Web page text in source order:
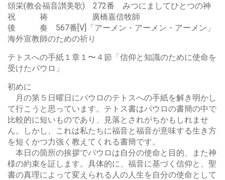
頌栄(教会福音讃美歌) 272番 みつにましてひとつの神
祝 祷 廣橋嘉信牧師
後 奏 567番[V]「アーメン・アーメン・アーメン」
海外宣教師のための祈り
テトスへの手紙１章１〜４節「信仰と知識のために使命を
受けたパウロ」
初めに
月の第５日曜日にパウロのテトスへの手紙を解き明かし
て行こうと思っています。テトス書はパウロの書簡の中で
比較的に短いものであり、見落とされがちかもしれませ
ん。しかし、これは私たちに福音と福音が意味する生き方
を短くかつ力強く教えてくれる書簡です。
本日の箇所の挨拶でパウロは自分の使命と目的、また神
様の約束を証します。具体的に、福音に基づく信仰と、聖
書の真理によって変えられる人の人生を自分の使命として